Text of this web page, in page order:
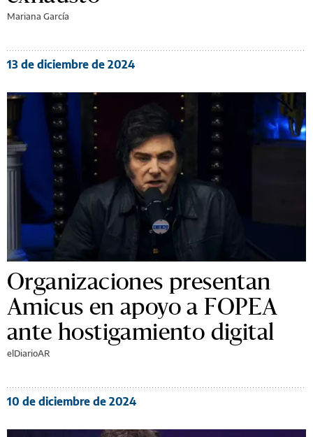
Mariana García
13 de diciembre de 2024
Organizaciones presentan
Amicus en apoyo a FOPEA
ante hostigamiento digital
elDiarioAR
10 de diciembre de 2024